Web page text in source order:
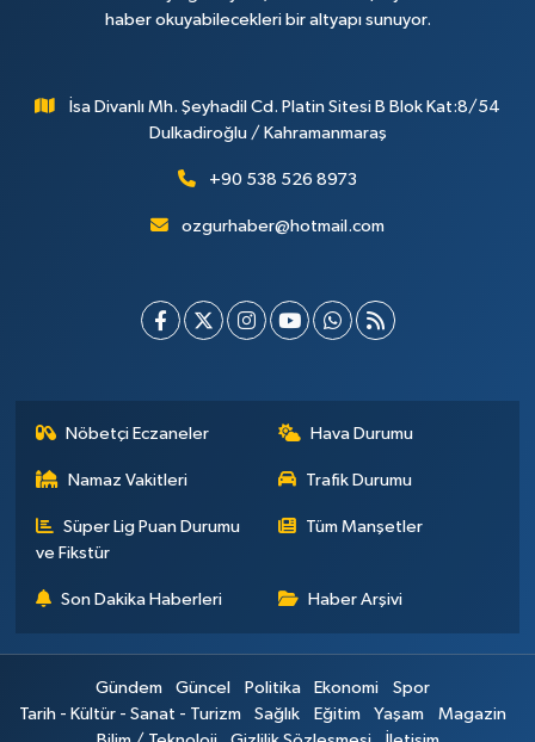
haber okuyabilecekleri bir altyapı sunuyor.
İsa Divanlı Mh. Şeyhadil Cd. Platin Sitesi B Blok Kat:8/54
Dulkadiroğlu / Kahramanmaraş
+90 538 526 8973
ozgurhaber@hotmail.com
Nöbetçi Eczaneler Hava Durumu
Namaz Vakitleri Trafik Durumu
Süper Lig Puan Durumu
ve Fikstür
Tüm Manşetler
Son Dakika Haberleri Haber Arşivi
Gündem Güncel Politika Ekonomi
Spor
Tarih - Kültür - Sanat - Turizm
Sağlık Eğitim Yaşam
Magazin